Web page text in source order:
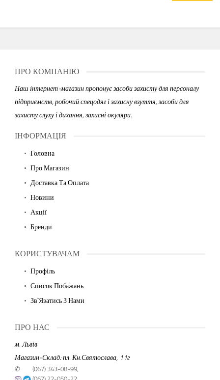
ПРО КОМПАНІЮ
Наш інтернет-магазин пропонує засоби захисту для персоналу
підприємств, робочий спецодяг і захисну взуття, засоби для
захисту слуху і дихання, захисні окуляри.
ІНФОРМАЦІЯ
Головна
Про Магазин
Доставка Та Оплата
Новини
Акції
Бренди
КОРИСТУВАЧАМ
Профіль
Список Побажань
Зв`язатись З Нами
ПРО НАС
м. Львів
Магазин-Склад: пл. Кн.Святослава, 11г
✆
(067) 343-08-99,